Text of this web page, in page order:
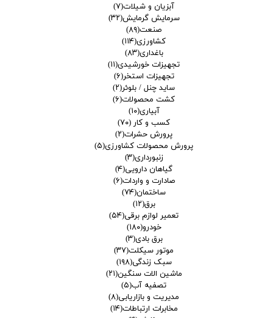
آبزیان و شیلات(۷)
سرمایش گرمایش(۳۲)
صنعت(۸۹)
کشاورزی(۱۱۴)
باغداری(۸۳)
تجهیزات خورشیدی(۱۱)
تجهیزات استخر(۶)
ساید چنل / بلوئر(۲)
کشت محصولات(۶)
آبیاری(۱۰)
کسب و کار (۷۰)
پرورش حشرات(۲)
پرورش محصولات کشاورزی(۵)
زنبورداری(۳)
گیاهان دارویی(۴)
صادارت و واردات(۶)
ساختمان(۷۴)
برق(۱۲)
تعمیر لوازم برقی(۵۴)
خودرو(۱۸۰)
برق بادی(۳)
موتور سیکلت(۳۷)
سبک زندگی(۱۹۸)
ماشین الات سنگین(۲۱)
تصفیه آب(۵)
مدیریت و بازاریابی(۸)
مخابرات ارتباطات(۱۴)